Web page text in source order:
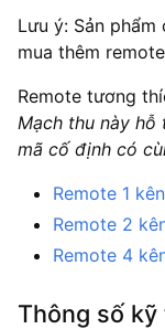
Lưu ý: Sản
mua thêm
Remote tương
Mạch thu này hỗ
mã cố định có
Remote 1
Remote 2
Remote 4
Thông số kỹ